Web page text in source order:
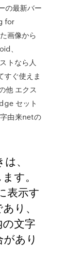
の最新バー
for
画像から
、
トなら人
すぐ使えま
他 エクス
セット
由来netの
、
す。
表示す
り、
文字
あり